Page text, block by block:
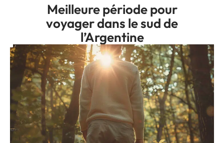
Meilleure période pour
voyager dans le sud de
l’Argentine